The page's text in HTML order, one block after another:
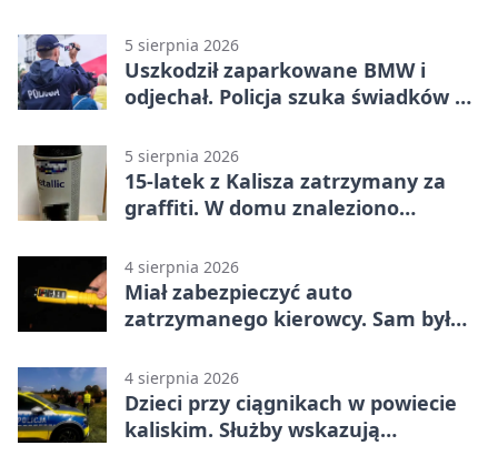
5 sierpnia 2026
Uszkodził zaparkowane BMW i
odjechał. Policja szuka świadków w
5 sierpnia 2026
15-latek z Kalisza zatrzymany za
graffiti. W domu znaleziono
4 sierpnia 2026
Miał zabezpieczyć auto
zatrzymanego kierowcy. Sam był
4 sierpnia 2026
Dzieci przy ciągnikach w powiecie
kaliskim. Służby wskazują